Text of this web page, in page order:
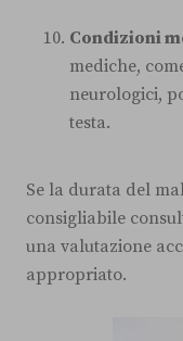
Condizioni
mediche,
neurologici,
testa.
Se la durata del
consigliabile
una valutazione
appropriato.